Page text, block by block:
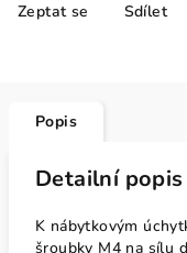
Zeptat se Sdílet
Popis
Detailní
K nábytkovým
šroubky M4 na sílu